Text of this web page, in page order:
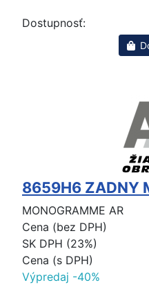
Dostupnosť:
8659H6 ZADNY
MONOGRAMME AR
Cena (bez DPH)
SK DPH (23%)
Cena (s DPH)
Výpredaj -40%